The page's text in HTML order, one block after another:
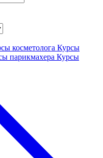
косметолога Курсы
парикмахера Курсы